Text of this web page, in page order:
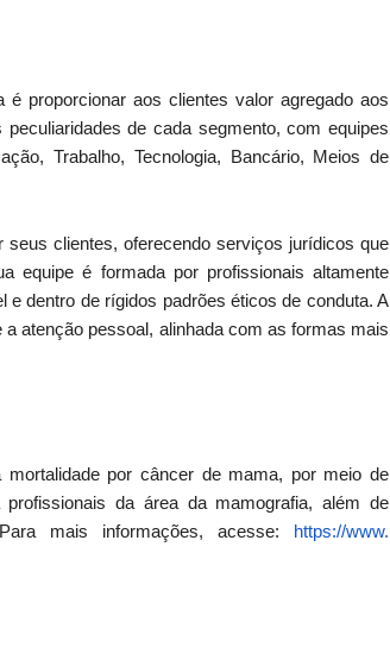
proporcionar aos clientes valor agregado aos
de cada segmento, com equipes
Trabalho, Tecnologia, Bancário, Meios de
clientes, oferecendo serviços jurídicos que
equipe é formada por profissionais altamente
dentro de rígidos padrões éticos de conduta. A
atenção pessoal, alinhada com as formas mais
por câncer de mama, por meio de
da área da mamografia, além de
mais informações, acesse:
https://www.